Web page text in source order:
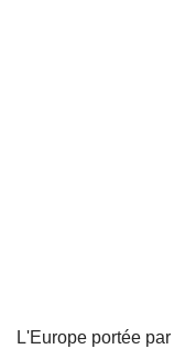
L'Europe portée